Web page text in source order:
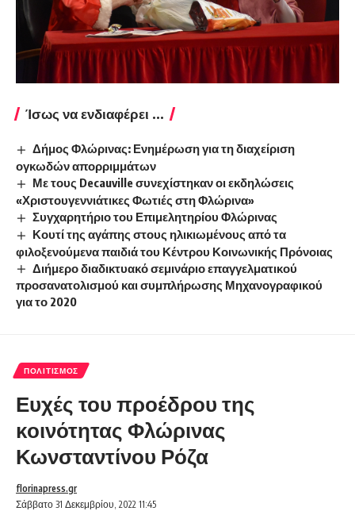
Ίσως να ενδιαφέρει ...
Δήμος Φλώρινας: Ενημέρωση για τη διαχείριση
ογκωδών απορριμμάτων
Με τους Decauville συνεχίστηκαν οι εκδηλώσεις
«Χριστουγεννιάτικες Φωτιές στη Φλώρινα»
Συγχαρητήριο του Επιμελητηρίου Φλώρινας
Κουτί της αγάπης στους ηλικιωμένους από τα
φιλοξενούμενα παιδιά του Κέντρου Κοινωνικής Πρόνοιας
Διήμερο διαδικτυακό σεμινάριο επαγγελματικού
προσανατολισμού και συμπλήρωσης Μηχανογραφικού
για το 2020
ΠΟΛΙΤΙΣΜΌΣ
Ευχές του προέδρου της
κοινότητας Φλώρινας
Κωνσταντίνου Ρόζα
Σάββατο 31 Δεκεμβρίου, 2022 11:45
florinapress.gr